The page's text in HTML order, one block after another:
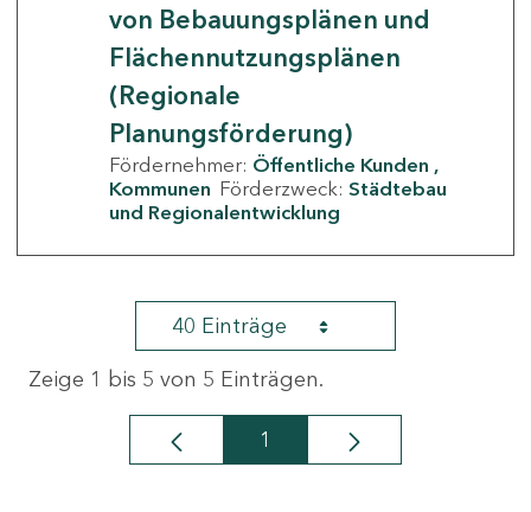
von Bebauungsplänen und
Flächennutzungsplänen
(Regionale
Planungsförderung)
Fördernehmer: Öffentliche Kunden
Kommunen Förderzweck: Städtebau
und Regionalentwicklung
40 Einträge
Zeige 1 bis 5 von 5 Einträgen.
Seite
1